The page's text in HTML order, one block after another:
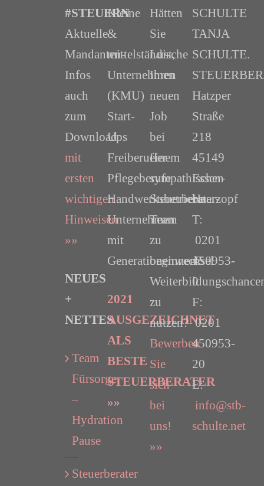
#STEUERN
Aktuelle
Mandanten-
Infos
auch
zum
Download
mit
ersten
wichtigen
Hinweisen
»»
NEUES
+
NETTES
Team
Fürsorge
–
Hydration
Pause
Steuerberater
Kleine
&
mittelständische
Unternehmen
(KMU)
Start-
Ups
Freiberufler
Pflegeberufe
Handwerksbetriebe
Unternehmen
mit
Generationenwechsel
2021
AUSGEZEICHNET
ALS
BESTE
STEUERBERATER
»»
Hätten
Sie
Lust,
Ihren
neuen
Job
bei
einem
sympathischen
Steuerberater-
Team
zu
beginnen?
zu
nutzen?
Bewerben
Sie
sich
bei
uns!
»»
SCHULTE
TANJA
SCHULTE.
Hatzper
Straße
218
45149
Essen-
Haarzopf
T:
0201
450953-
0
F:
0201
450953-
20
E:
info@stb-
schulte.net